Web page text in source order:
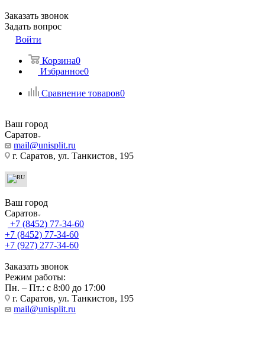
Заказать звонок
Задать вопрос
Войти
Корзина0
Избранное0
Сравнение товаров0
Ваш город
Саратов
mail@unisplit.ru
г. Саратов, ул. Танкистов, 195
Ваш город
Саратов
+7 (8452) 77-34-60
+7 (8452) 77-34-60
+7 (927) 277-34-60
Заказать звонок
Режим работы:
Пн. – Пт.: с 8:00 до 17:00
г. Саратов, ул. Танкистов, 195
mail@unisplit.ru